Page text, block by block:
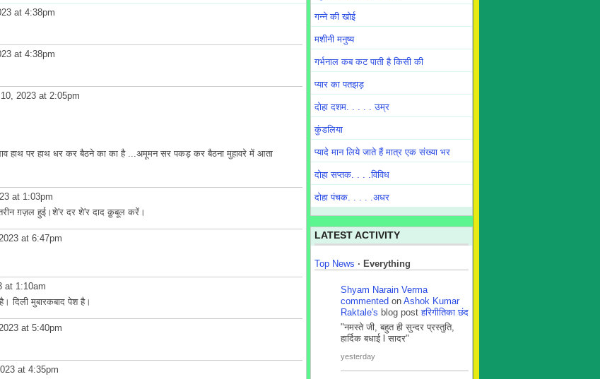
at 4:38pm
at 4:38pm
2023 at 2:05pm
हाथ पर हाथ धर कर बैठने का का है ...अमूमन सर पकड़ कर बैठना मुहावरे में आता
at 1:03pm
ग़ज़ल हुई।शे'र दर शे'र दाद क़ुबूल करें।
at 6:47pm
at 1:10am
दिली मुबारकबाद पेश है।
at 5:40pm
at 4:35pm
गन्ने की खोई
मशीनी मनुष्य
गर्भनाल कब कट पाती है किसी की
प्यार का पतझड़
दोहा दशम. . . . . उम्र
कुंडलिया
प्यादे मान लिये जाते हैं मात्र एक संख्या भर
दोहा सप्तक. . . .विविध
दोहा पंचक. . . . .अधर
LATEST ACTIVITY
Top News · Everything
Shyam Narain Verma
commented on Ashok Kumar
Raktale's blog postहरिगीतिका छंद
"नमस्ते जी, बहुत ही सुन्दर प्रस्तुति,
हार्दिक बधाई l सादर"
yesterday